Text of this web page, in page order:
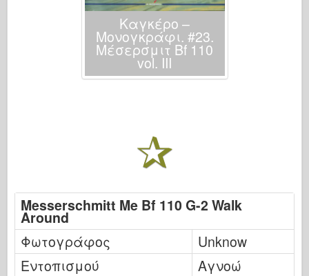
Καγκέρο –
Μονογκράφι. #23.
Μέσερσμιτ Bf 110
vol. ΙΙΙ
Messerschmitt Me Bf 110 G-2 Walk
Around
Φωτογράφος
Unknow
Εντοπισμού
Αγνοώ